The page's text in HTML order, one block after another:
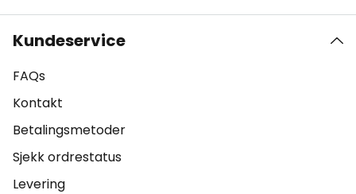
Kundeservice
FAQs
Kontakt
Betalingsmetoder
Sjekk ordrestatus
Levering